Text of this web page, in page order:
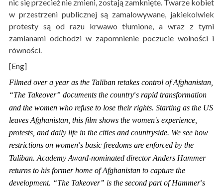
nic się przecież nie zmieni, zostają zamknięte. Twarze kobiet
w przestrzeni publicznej są zamalowywane, jakiekolwiek
protesty są od razu krwawo tłumione, a wraz z tymi
zamianami odchodzi w zapomnienie poczucie wolności i
równości.
[Eng]
Filmed over a year as the Taliban retakes control of Afghanistan,
“The Takeover” documents the country’s rapid transformation
and the women who refuse to lose their rights. Starting as the US
leaves Afghanistan, this film shows the women's experience,
protests, and daily life in the cities and countryside. We see how
restrictions on women’s basic freedoms are enforced by the
Taliban. Academy Award-nominated director Anders Hammer
returns to his former home of Afghanistan to capture the
development. “The Takeover” is the second part of Hammer’s